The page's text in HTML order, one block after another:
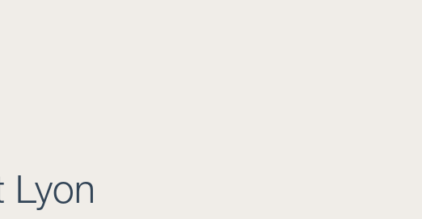
Lyon